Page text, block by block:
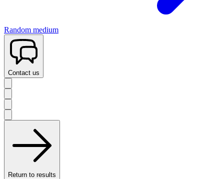
Random medium
Contact us
Return to results